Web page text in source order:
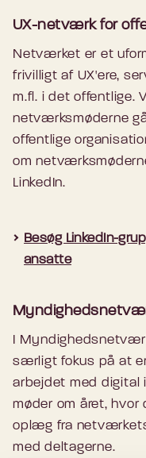
UX-netværk for
Netværket er et
frivilligt af UX'ere,
m.fl. i det offentlige.
netværksmøderne
offentlige
om
LinkedIn.
Besøg LinkedIn-
ansatte
I
særligt fokus på at
arbejdet med digital
møder om året,
oplæg fra
med deltagerne.